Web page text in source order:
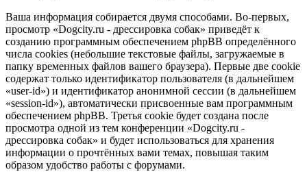
Ваша информация собирается двумя способами. Во-первых,
просмотр «Dogcity.ru - дрессировка собак» приведёт к
созданию программным обеспечением phpBB определённого
числа cookies (небольшие текстовые файлы, загружаемые в
папку временных файлов вашего браузера). Первые две cookie
содержат только идентификатор пользователя (в дальнейшем
«user-id») и идентификатор анонимной сессии (в дальнейшем
«session-id»), автоматически присвоенные вам программным
обеспечением phpBB. Третья cookie будет создана после
просмотра одной из тем конференции «Dogcity.ru -
дрессировка собак» и будет использоваться для хранения
информации о прочтённых вами темах, повышая таким
образом удобство работы с форумами.